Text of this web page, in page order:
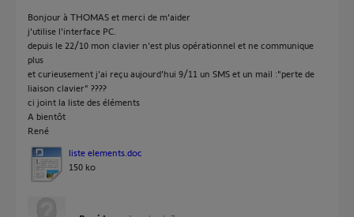
Bonjour à THOMAS et merci de m'aider
j'utilise l'interface PC.
depuis le 22/10 mon clavier n'est plus opérationnel et ne communique
plus
et curieusement j'ai reçu aujourd'hui 9/11 un SMS et un mail :"perte de
liaison clavier" ????
ci joint la liste des éléments
A bientôt
René
liste elements.doc
150 ko